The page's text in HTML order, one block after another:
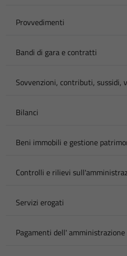
Provvedimenti
Bandi di gara e contratti
Sovvenzioni, contributi, sussidi,
Bilanci
Beni immobili e gestione
Controlli e rilievi
Servizi erogati
Pagamenti dell' amministrazione